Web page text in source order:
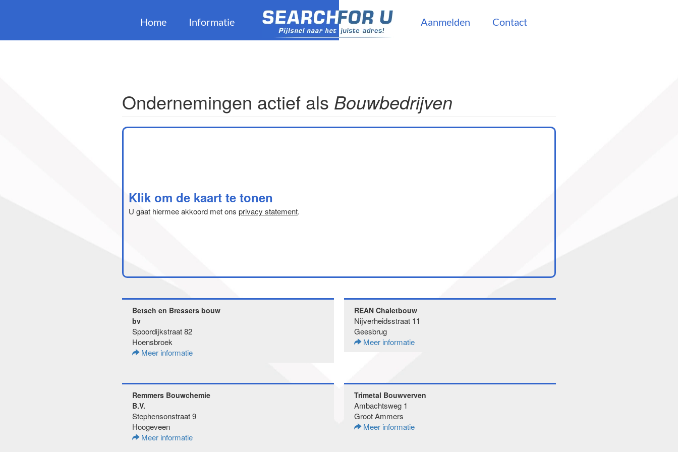
Home Informatie Aanmelden Contact
Ondernemingen actief als Bouwbedrijven
Klik om de kaart te tonen
U gaat hiermee akkoord met ons privacy statement.
Betsch en Bressers bouw
bv
Spoordijkstraat 82
Hoensbroek
Meer informatie
REAN Chaletbouw
Nijverheidsstraat 11
Geesbrug
Meer informatie
Remmers Bouwchemie
B.V.
Stephensonstraat 9
Hoogeveen
Meer informatie
Trimetal Bouwverven
Ambachtsweg 1
Groot Ammers
Meer informatie